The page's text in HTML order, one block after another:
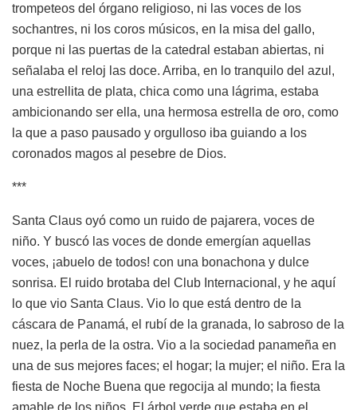
trompeteos del órgano religioso, ni las voces de los
sochantres, ni los coros músicos, en la misa del gallo,
porque ni las puertas de la catedral estaban abiertas, ni
señalaba el reloj las doce. Arriba, en lo tranquilo del azul,
una estrellita de plata, chica como una lágrima, estaba
ambicionando ser ella, una hermosa estrella de oro, como
la que a paso pausado y orgulloso iba guiando a los
coronados magos al pesebre de Dios.
***
Santa Claus oyó como un ruido de pajarera, voces de
niño. Y buscó las voces de donde emergían aquellas
voces, ¡abuelo de todos! con una bonachona y dulce
sonrisa. El ruido brotaba del Club Internacional, y he aquí
lo que vio Santa Claus. Vio lo que está dentro de la
cáscara de Panamá, el rubí de la granada, lo sabroso de la
nuez, la perla de la ostra. Vio a la sociedad panameña en
una de sus mejores faces; el hogar; la mujer; el niño. Era la
fiesta de Noche Buena que regocija al mundo; la fiesta
amable de los niños. El árbol verde que estaba en el